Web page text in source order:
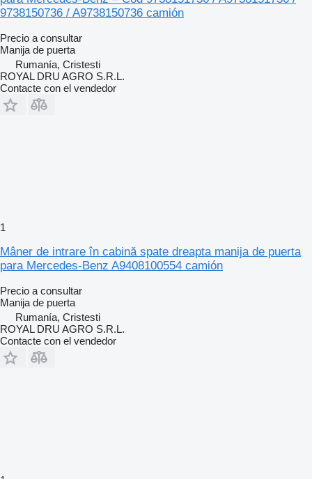
9738150736 / A9738150736 camión
Precio a consultar
Manija de puerta
Rumanía, Cristesti
ROYAL DRU AGRO S.R.L.
Contacte con el vendedor
1
Mâner de intrare în cabină spate dreapta manija de puerta
para Mercedes-Benz A9408100554 camión
Precio a consultar
Manija de puerta
Rumanía, Cristesti
ROYAL DRU AGRO S.R.L.
Contacte con el vendedor